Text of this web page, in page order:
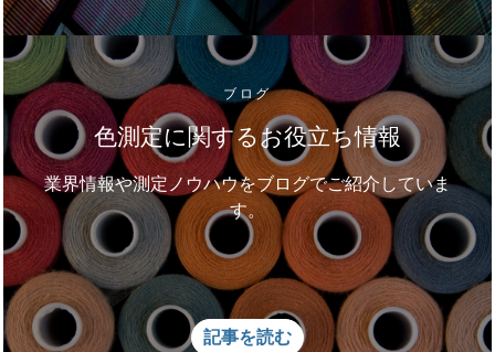
ブログ
色測定に関するお役立ち情報
業界情報や測定ノウハウをブログでご紹介していま
す。
記事を読む